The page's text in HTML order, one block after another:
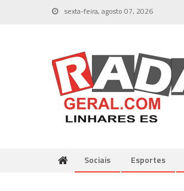
sexta-feira, agosto 07, 2026
Sociais Esportes